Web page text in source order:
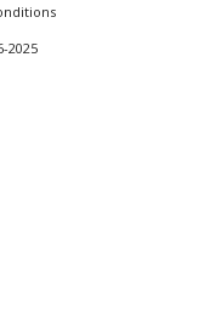
2025